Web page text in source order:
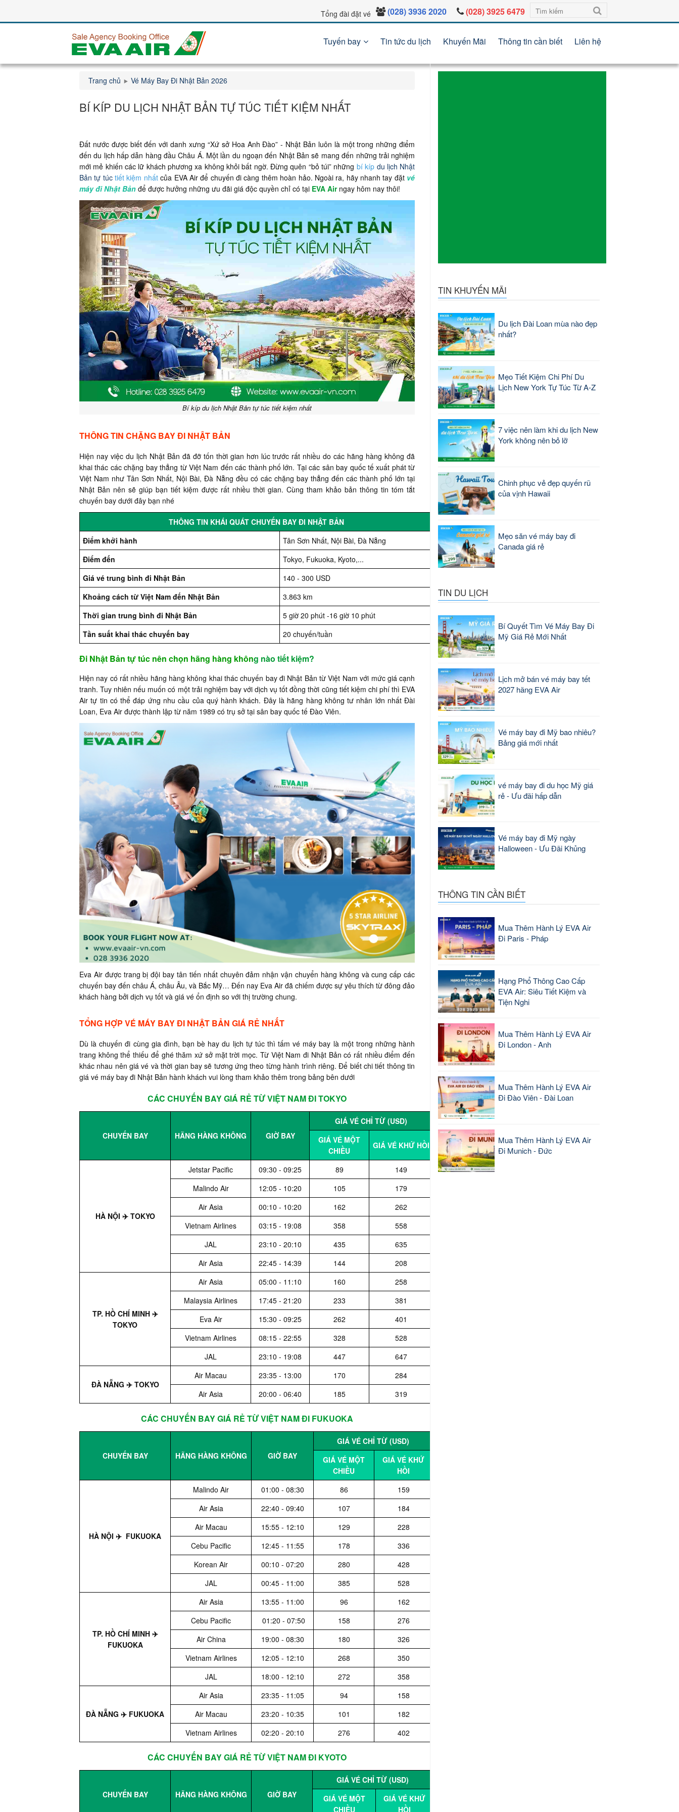
Tổng đài đặt vé (028) 3936 2020 (028) 3925 6479
Tuyến bay Tin tức du lịch Khuyến Mãi Thông tin cần biết Liên hệ
Trang chủ Vé Máy Bay Đi Nhật Bản 2026
BÍ KÍP DU LỊCH NHẬT BẢN TỰ TÚC TIẾT KIỆM NHẤT
Đất nước được biết đến với danh xưng “Xứ sở Hoa Anh Đào” - Nhật Bản luôn là một trong những điểm
đến du lịch hấp dẫn hàng đầu Châu Á. Một lần du ngoạn đến Nhật Bản sẽ mang đến những trải nghiệm
mới mẻ khiến các lữ khách phương xa không khỏi bất ngờ. Đừng quên “bỏ túi” những bí kíp du lịch Nhật
Bản tự túctiết kiệm nhấtcủa EVA Air để chuyến đi càng thêm hoàn hảo. Ngoài ra, hãy nhanh tay đặt vé
máy đi Nhật Bản để được hưởng những ưu đãi giá độc quyền chỉ có tại EVA Airngay hôm nay thôi!
Bí kíp du lịch Nhật Bản tự túc tiết kiệm nhất
THÔNG TIN CHẶNG BAY ĐI NHẬT BẢN
Hiện nay việc du lịch Nhật Bản đã đỡ tốn thời gian hơn lúc trước rất nhiều do các hãng hàng không đã
khai thác các chặng bay thẳng từ Việt Nam đến các thành phố lớn. Tại các sân bay quốc tế xuất phát từ
Việt Nam như Tân Sơn Nhất, Nội Bài, Đà Nẵng đều có các chặng bay thẳng đến các thành phố lớn tại
Nhật Bản nên sẽ giúp bạn tiết kiệm được rất nhiều thời gian. Cùng tham khảo bản thông tin tóm tắt
chuyến bay dưới đây bạn nhé
THÔNG TIN KHÁI QUÁT CHUYẾN BAY ĐI NHẬT BẢN
Điểm khởi hành
Tân Sơn Nhất, Nội Bài, Đà Nẵng
Điểm đến
Tokyo, Fukuoka, Kyoto,...
Giá vé trung bình đi Nhật Bản
140 - 300 USD
Khoảng cách từ Việt Nam đến Nhật Bản
3.863 km
Thời gian trung bình đi Nhật Bản
5 giờ 20 phút -16 giờ 10 phút
Tần suất khai thác chuyến bay
20 chuyến/tuần
Đi Nhật Bản tự túc nên chọn hãng hàng không nào tiết kiệm?
Hiện nay có rất nhiều hãng hàng không khai thác chuyến bay đi Nhật Bản từ Việt Nam với mức giá cạnh
tranh. Tuy nhiên nếu muốn có một trải nghiệm bay với dịch vụ tốt đồng thời cũng tiết kiệm chi phí thì EVA
Air tự tin có thể đáp ứng nhu cầu của quý hành khách. Đây là hãng hàng không tư nhân lớn nhất Đài
Loan, Eva Air được thành lập từ năm 1989 có trụ sở tại sân bay quốc tế Đào Viên.
Eva Air được trang bị đội bay tân tiến nhất chuyên đảm nhận vận chuyển hàng không và cung cấp các
chuyến bay đến châu Á, châu Âu, và Bắc Mỹ… Đến nay Eva Air đã chiếm được sự yêu thích từ đông đảo
khách hàng bởi dịch vụ tốt và giá vé ổn định so với thị trường chung.
TỔNG HỢP VÉ MÁY BAY ĐI NHẬT BẢN GIÁ RẺ NHẤT
Dù là chuyến đi cùng gia đình, bạn bè hay du lịch tự túc thì tấm vé máy bay là một trong những hành
trang không thể thiếu để ghé thăm xứ sở mặt trời mọc. Từ Việt Nam đi Nhật Bản có rất nhiều điểm đến
khác nhau nên giá vé và thời gian bay sẽ tương ứng theo từng hành trình riêng. Để biết chi tiết thông tin
giá vé máy bay đi Nhật Bản hành khách vui lòng tham khảo thêm trong bảng bên dưới
CÁC CHUYẾN BAY GIÁ RẺ TỪ VIỆT NAM ĐI TOKYO
CHUYẾN BAY HÃNG HÀNG KHÔNG GIỜ BAY
GIÁ VÉ CHỈ TỪ (USD)
GIÁ VÉ MỘT
CHIỀU
GIÁ VÉ KHỨ HỒI
HÀ NỘI ✈️ TOKYO
Jetstar Pacific 09:30 - 09:25 89
149
Malindo Air
12:05 - 10:20 105
179
Air Asia
00:10 - 10:20 162
262
Vietnam Airlines
03:15 - 19:08 358
558
JAL
23:10 - 20:10 435
635
Air Asia
22:45 - 14:39 144 208
TP. HỒ CHÍ MINH ✈️
TOKYO
Air Asia 05:00 - 11:10 160
258
Malaysia Airlines
17:45 - 21:20 233
381
Eva Air
15:30 - 09:25 262
401
Vietnam Airlines
08:15 - 22:55 328
528
JAL
23:10 - 19:08 447 647
ĐÀ NẴNG ✈️ TOKYO
Air Macau 23:35 - 13:00 170
284
Air Asia
20:00 - 06:40 185 319
CÁC CHUYẾN BAY GIÁ RẺ TỪ VIỆT NAM ĐI FUKUOKA​
CHUYẾN BAY HÃNG HÀNG KHÔNG GIỜ BAY
GIÁ VÉ CHỈ TỪ (USD)
GIÁ VÉ MỘT
CHIỀU
GIÁ VÉ KHỨ
HỒI
HÀ NỘI ✈️ FUKUOKA
Malindo Air 01:00 - 08:30 86
159
Air Asia
22:40 - 09:40 107
184
Air Macau
15:55 - 12:10 129
228
Cebu Pacific
12:45 - 11:55 178
336
Korean Air
00:10 - 07:20 280
428
JAL
00:45 - 11:00 385 528
TP. HỒ CHÍ MINH ✈️
FUKUOKA
Air Asia 13:55 - 11:00 96
162
Cebu Pacific
01:20 - 07:50 158
276
Air China
19:00 - 08:30 180
326
Vietnam Airlines
12:05 - 12:10 268
350
JAL
18:00 - 12:10 272 358
ĐÀ NẴNG ✈️ FUKUOKA
Air Asia 23:35 - 11:05 94
158
Air Macau
23:20 - 10:35 101
182
Vietnam Airlines
02:20 - 20:10 276 402
CÁC CHUYẾN BAY GIÁ RẺ TỪ VIỆT NAM ĐI KYOTO
CHUYẾN BAY HÃNG HÀNG KHÔNG GIỜ BAY
GIÁ VÉ CHỈ TỪ (USD)
GIÁ VÉ MỘT
CHIỀU
GIÁ VÉ KHỨ
HỒI
TIN KHUYẾN MÃI
Du lịch Đài Loan mùa nào đẹp
nhất?
Mẹo Tiết Kiệm Chi Phí Du
Lịch New York Tự Túc Từ A-Z
7 việc nên làm khi du lịch New
York không nên bỏ lỡ
Chinh phục vẻ đẹp quyến rũ
của vịnh Hawaii
Mẹo săn vé máy bay đi
Canada giá rẻ
TIN DU LỊCH
Bí Quyết Tìm Vé Máy Bay Đi
Mỹ Giá Rẻ Mới Nhất
Lịch mở bán vé máy bay tết
2027 hãng EVA Air
Vé máy bay đi Mỹ bao nhiêu?
Bảng giá mới nhất
vé máy bay đi du học Mỹ giá
rẻ - Ưu đãi hấp dẫn
Vé máy bay đi Mỹ ngày
Halloween - Ưu Đãi Khủng
THÔNG TIN CẦN BIẾT
Mua Thêm Hành Lý EVA Air
Đi Paris - Pháp
Hạng Phổ Thông Cao Cấp
EVA Air: Siêu Tiết Kiệm và
Tiện Nghi
Mua Thêm Hành Lý EVA Air
Đi London - Anh
Mua Thêm Hành Lý EVA Air
Đi Đào Viên - Đài Loan
Mua Thêm Hành Lý EVA Air
Đi Munich - Đức